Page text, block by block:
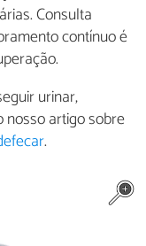
Consulta
contínuo é
urinar,
nosso artigo sobre
.